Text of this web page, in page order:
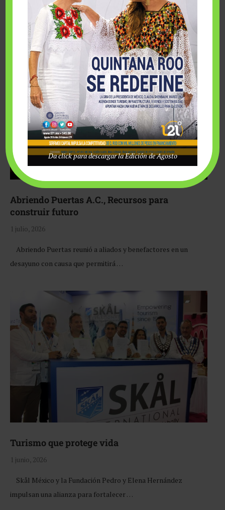
Fairmont Mayakoba y Make-A-Wish México unieron
esfuerzos para hacer realidad el deseo de una …
Abriendo Puertas A.C., Recursos para
construir futuro
1 julio, 2026
Abriendo Puertas reunió a aliados y benefactores en un
desayuno con causa que permitirá …
Turismo que protege vida
1 junio, 2026
Skål México y la Fundación Pedro y Elena Hernández
impulsan una alianza para fortalecer …
Da click para descargar la Edición de Agosto